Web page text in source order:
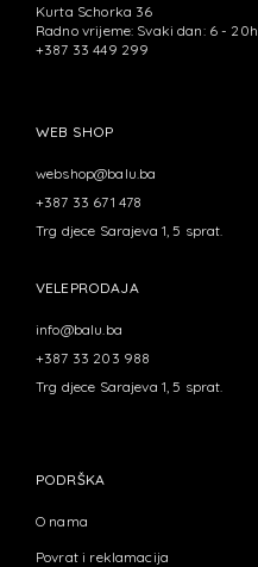
Kurta Schorka 36
Radno vrijeme: Svaki dan: 6 - 20h
+387 33 449 299
WEB SHOP
webshop@balu.ba
+387 33 671 478
Trg djece Sarajeva 1, 5 sprat.
VELEPRODAJA
info@balu.ba
+387 33 203 988
Trg djece Sarajeva 1, 5 sprat.
PODRŠKA
O nama
Povrat i reklamacija